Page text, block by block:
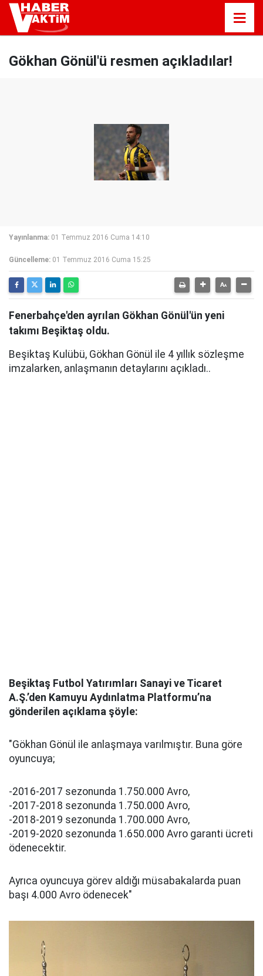
Gökhan Gönül'ü resmen açıkladılar!
Yayınlanma: 01 Temmuz 2016 Cuma 14:10
Güncelleme: 01 Temmuz 2016 Cuma 15:25
Fenerbahçe'den ayrılan Gökhan Gönül'ün yeni
takımı Beşiktaş oldu.
Beşiktaş Kulübü, Gökhan Gönül ile 4 yıllık sözleşme
imzalarken, anlaşmanın detaylarını açıkladı..
Beşiktaş Futbol Yatırımları Sanayi ve Ticaret
A.Ş.’den Kamuyu Aydınlatma Platformu’na
gönderilen açıklama şöyle:
"Gökhan Gönül ile anlaşmaya varılmıştır. Buna göre
oyuncuya;
-2016-2017 sezonunda 1.750.000 Avro,
-2017-2018 sezonunda 1.750.000 Avro,
-2018-2019 sezonunda 1.700.000 Avro,
-2019-2020 sezonunda 1.650.000 Avro garanti ücreti
ödenecektir.
Ayrıca oyuncuya görev aldığı müsabakalarda puan
başı 4.000 Avro ödenecek"